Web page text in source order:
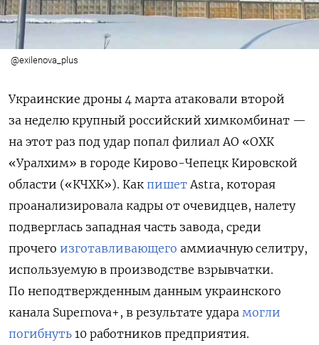
@exilenova_plus
Украинские дроны 4 марта атаковали второй
за неделю крупный российский химкомбинат —
на этот раз под удар попал филиал АО «ОХК
«Уралхим» в городе Кирово-Чепецк Кировской
области («КЧХК»). Как пишет Astra, которая
проанализировала кадры от очевидцев, налету
подверглась западная часть завода, среди
прочего изготавливающего аммиачную селитру,
используемую в производстве взрывчатки.
По неподтвержденным данным украинского
канала Supernova+, в результате удара могли
погибнуть 10 работников предприятия.